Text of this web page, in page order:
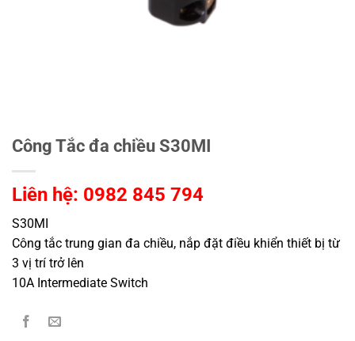
Công Tắc đa chiều S30MI
Liên hệ: 0982 845 794
S30MI
Công tắc trung gian đa chiều, nắp đặt điều khiển thiết bị từ
3 vị trí trở lên
10A Intermediate Switch